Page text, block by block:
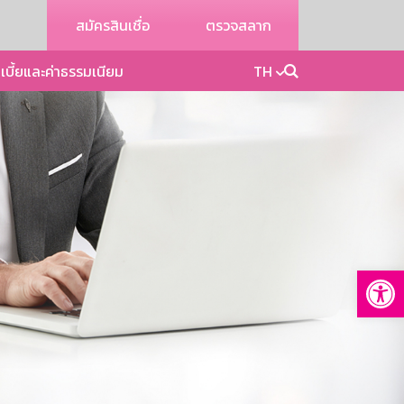
สมัครสินเชื่อ ตรวจสลาก
บี้ยและค่าธรรมเนียม TH